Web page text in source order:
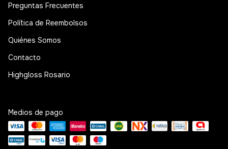
Preguntas Frecuentes
Política de Reembolsos
Quiénes Somos
Contacto
Highgloss Rosario
Medios de pago